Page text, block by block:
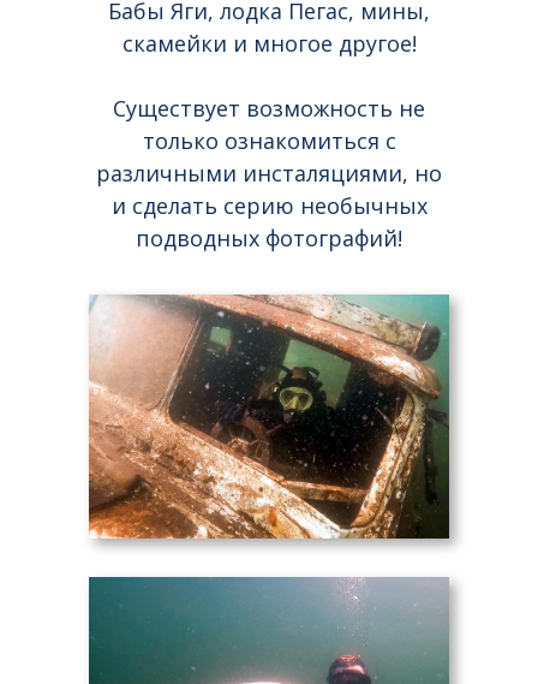
Бабы Яги, лодка Пегас, мины,
скамейки и многое другое!
Существует возможность не
только ознакомиться с
различными инсталяциями, но
и сделать серию необычных
подводных фотографий!